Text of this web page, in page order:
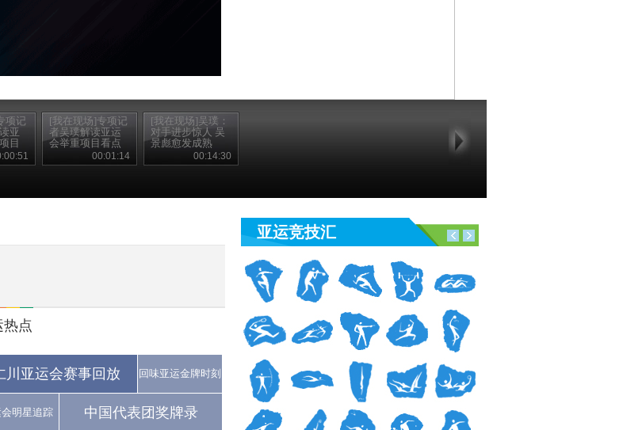
项记
亚
目
[我在现场]专项记
者吴璞解读亚运
会举重项目看点
00:01:14
[我在现场]吴璞：
对手进步惊人 吴
景彪愈发成熟
00:14:30
热点
川亚运会赛事回放 回味亚运金牌时刻
明星追踪 中国代表团奖牌录
亚运竞技汇